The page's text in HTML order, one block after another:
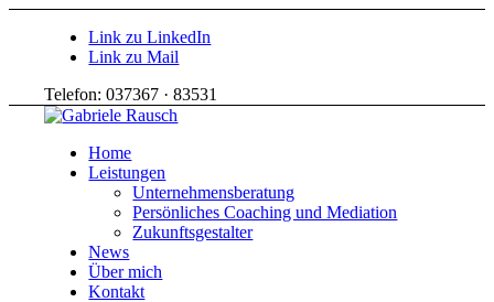
Link zu LinkedIn
Link zu Mail
Telefon: 037367 · 83531
Home
Leistungen
Unternehmensberatung
Persönliches Coaching und Mediation
Zukunftsgestalter
News
Über mich
Kontakt